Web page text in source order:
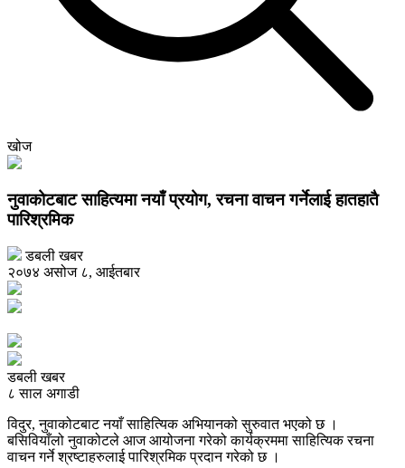
खोज
नुवाकोटबाट साहित्यमा नयाँ प्रयोग, रचना वाचन गर्नेलाई हातहातै
पारिश्रमिक
डबली खबर
२०७४ असोज ८, आईतबार
डबली खबर
८ साल अगाडी
विदुर, नुवाकोटबाट नयाँ साहित्यिक अभियानको सुरुवात भएको छ ।
बसिवियाँलो नुवाकोटले आज आयोजना गरेको कार्यक्रममा साहित्यिक रचना
वाचन गर्ने श्रष्टाहरुलाई पारिश्रमिक प्रदान गरेको छ ।